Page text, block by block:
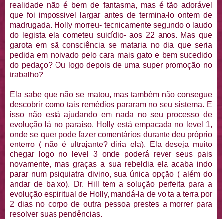
realidade não é bem de fantasma, mas é tão adorável
que foi impossivel largar antes de termina-lo ontem de
madrugada. Holly morreu- tecnicamente segundo o laudo
do legista ela cometeu suicídio- aos 22 anos. Mas que
garota em sã consciência se mataria no dia que seria
pedida em noivado pelo cara mais gato e bem sucedido
do pedaço? Ou logo depois de uma super promoção no
trabalho?
Ela sabe que não se matou, mas também não consegue
descobrir como tais remédios pararam no seu sistema. E
isso não está ajudando em nada no seu processo de
evolução lá no paraíso. Holly está empacada no level 1,
onde se quer pode fazer comentários durante deu próprio
enterro ( não é ultrajante? diria ela). Ela deseja muito
chegar logo no level 3 onde poderá rever seus pais
novamente, mas graças a sua rebeldia ela acaba indo
parar num psiquiatra divino, sua única opção ( além do
andar de baixo). Dr. Hill tem a solução perfeita para a
evolução espiritual de Holly, mandá-la de volta a terra por
2 dias no corpo de outra pessoa prestes a morrer para
resolver suas pendências.